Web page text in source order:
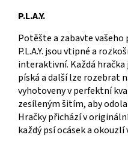
P.L.A.Y.
Potěšte a zabavte vašeho
P.L.A.Y. jsou vtipné a
interaktivní. Každá
píská a další lze rozebrat
vyhotoveny v perfektní
zesíleným šitím, aby
Hračky přichází v
každý psí ocásek a